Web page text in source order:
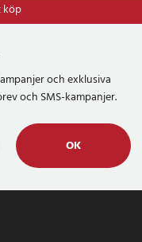
köp
och exklusiva
och SMS-kampanjer.
OK